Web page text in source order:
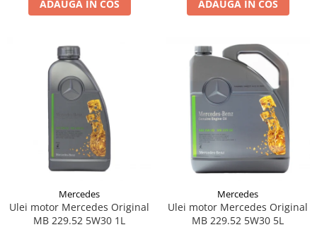
Lichid de frana
Filtre moto
Filtru combustibil
Buson golire ulei
Filtru ulei moto
Filtru aer moto
Intretinere si curatare filtre moto
Intretinere moto
Curatare moto
Covor moto
ADAUGA IN COS ADAUGA IN COS
Mercedes
Ulei motor Mercedes Original
MB 229.52 5W30 1L
Mercedes
Ulei motor Mercedes Original
MB 229.52 5W30 5L